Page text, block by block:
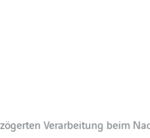
Verarbeitung beim